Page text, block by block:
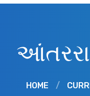
HOME /